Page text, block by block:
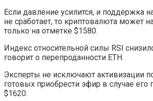
Если давление усилится, и поддержка
не сработает, то криптовалюта может
только на отметке $1580.
Индекс относительной силы RSI
говорит о перепроданности ETH.
Эксперты не исключают активизации
готовых приобрести эфир в случае его
$1620.